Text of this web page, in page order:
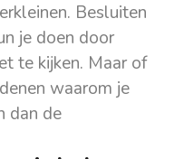
Besluiten
je doen door
te kijken. Maar of
waarom je
dan de